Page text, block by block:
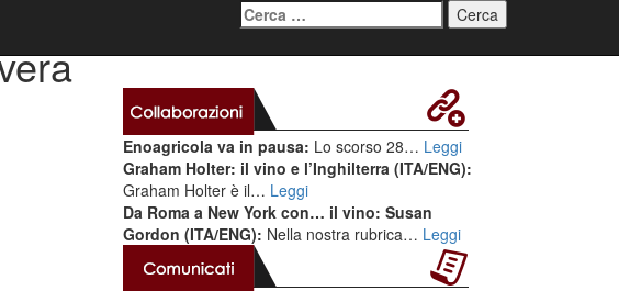
Ricerca
per:
Enoagricola va in pausa: Lo scorso 28… Leggi
Graham Holter: il vino e l’Inghilterra (ITA/ENG):
Graham Holter è il… Leggi
Da Roma a New York con… il vino: Susan
Gordon (ITA/ENG): Nella nostra rubrica… Leggi